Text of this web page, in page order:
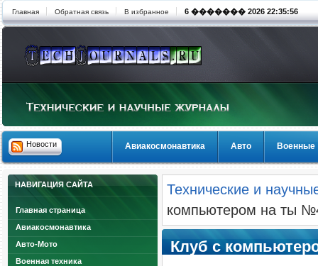
Главная Обратная связь В избранное 6 ������� 2026 22:35:56
Новости Авиакосмонавтика Авто Военные
НАВИГАЦИЯ САЙТА
Главная страница
Авиакосмонавтика
Авто-Мото
Военная техника
Технические и
компьютером на ты
Клуб с